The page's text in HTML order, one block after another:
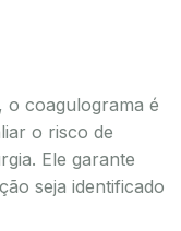
o coagulograma é
o risco de
Ele garante
seja identificado